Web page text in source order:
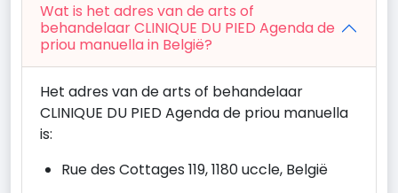
Wat is het adres van de arts of
behandelaar CLINIQUE DU PIED Agenda de
priou manuella in België?
Het adres van de arts of behandelaar
CLINIQUE DU PIED Agenda de priou manuella
is:
Rue des Cottages 119, 1180 uccle, België